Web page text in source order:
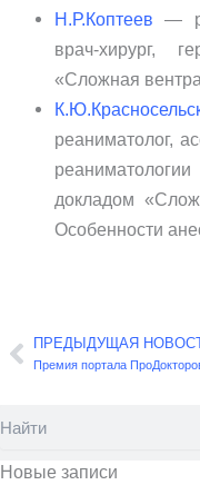
Н.Р.Коптеев —
врач-хирург,
«Сложная
реаниматолог,
докладом
Особенности
Назад
ПРЕДЫДУЩАЯ
Премия портала
Новые записи